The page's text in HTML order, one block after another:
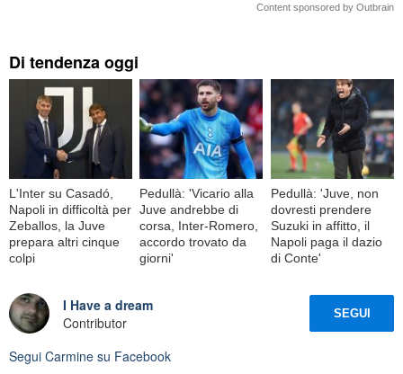
Content sponsored by Outbrain
Di tendenza oggi
L'Inter su Casadó,
Napoli in difficoltà per
Zeballos, la Juve
prepara altri cinque
colpi
Pedullà: 'Vicario alla
Juve andrebbe di
corsa, Inter-Romero,
accordo trovato da
giorni'
Pedullà: 'Juve, non
dovresti prendere
Suzuki in affitto, il
Napoli paga il dazio
di Conte'
I Have a dream
Contributor
SEGUI
Segui Carmine su Facebook